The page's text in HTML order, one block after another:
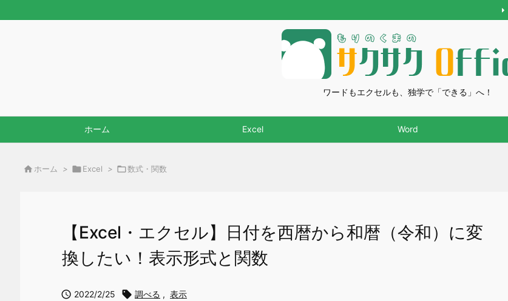
ワードもエクセルも、独学で「できる」へ！
ホーム Excel Word
 ホーム > Excel > 数式・関数
【Excel・エクセル】日付を西暦から和暦（令和）に変
換したい！表示形式と関数
 2022/2/25  調べる , 表示